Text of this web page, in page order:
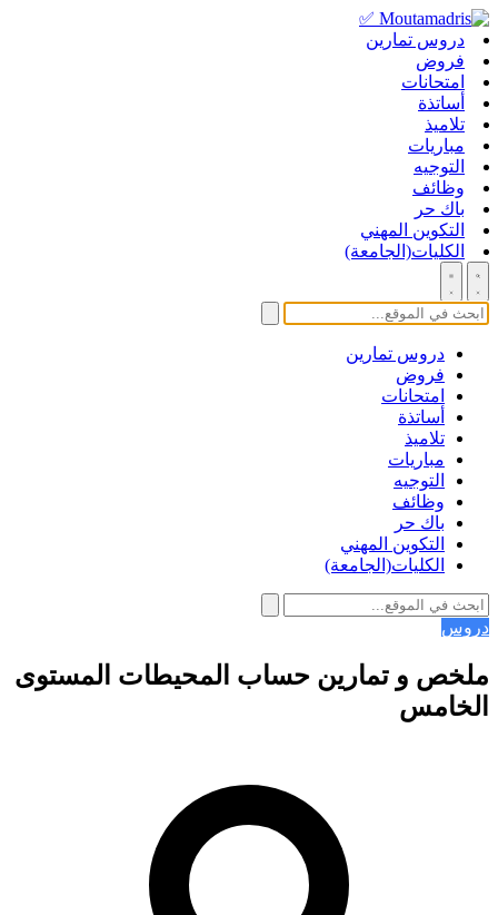
دروس تمارين
فروض
امتحانات
أساتذة
تلاميذ
مباريات
التوجيه
وظائف
باك حر
التكوين المهني
الكليات(الجامعة)
دروس تمارين
فروض
امتحانات
أساتذة
تلاميذ
مباريات
التوجيه
وظائف
باك حر
التكوين المهني
الكليات(الجامعة)
دروس
ملخص و تمارين حساب المحيطات المستوى
الخامس